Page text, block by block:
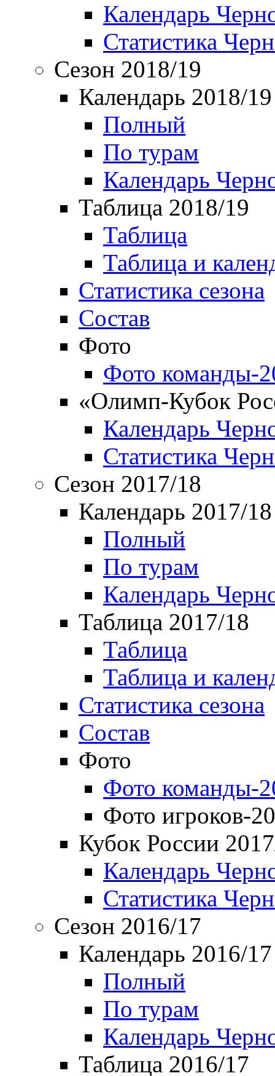
Календарь
Статистика
Сезон 2018/19
Календарь 2018/19
Полный
По турам
Календарь
Таблица 2018/19
Таблица
Таблица и
Статистика сезона
Состав
Фото
Фото команды-
«Олимп-Кубок
Календарь
Статистика
Сезон 2017/18
Календарь 2017/18
Полный
По турам
Календарь
Таблица 2017/18
Таблица
Таблица и
Статистика сезона
Состав
Фото
Фото команды-
Фото игроков-
Кубок России
Календарь
Статистика
Сезон 2016/17
Календарь 2016/17
Полный
По турам
Календарь
Таблица 2016/17